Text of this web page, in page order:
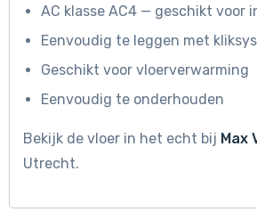
AC klasse AC4 — geschikt voor
Eenvoudig te leggen met
Geschikt voor vloerverwarming
Eenvoudig te onderhouden
Bekijk de vloer in het echt bij Max
Utrecht.